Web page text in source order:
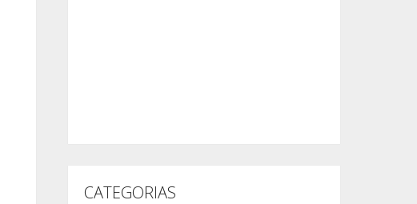
CATEGORIAS